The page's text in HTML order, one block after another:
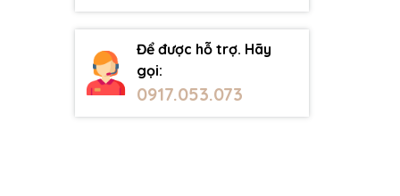
Để được hỗ trợ. Hãy
gọi:
0917.053.073